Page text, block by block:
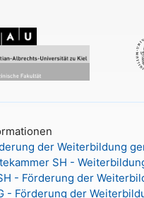
der Weiterbildung
SH -
- Förderung der
- Förderung der